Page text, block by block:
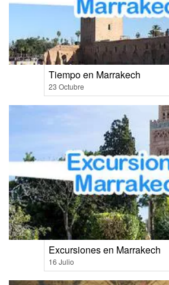
Tiempo en Marrakech
23 Octubre
Excursiones en Marrakech
16 Julio